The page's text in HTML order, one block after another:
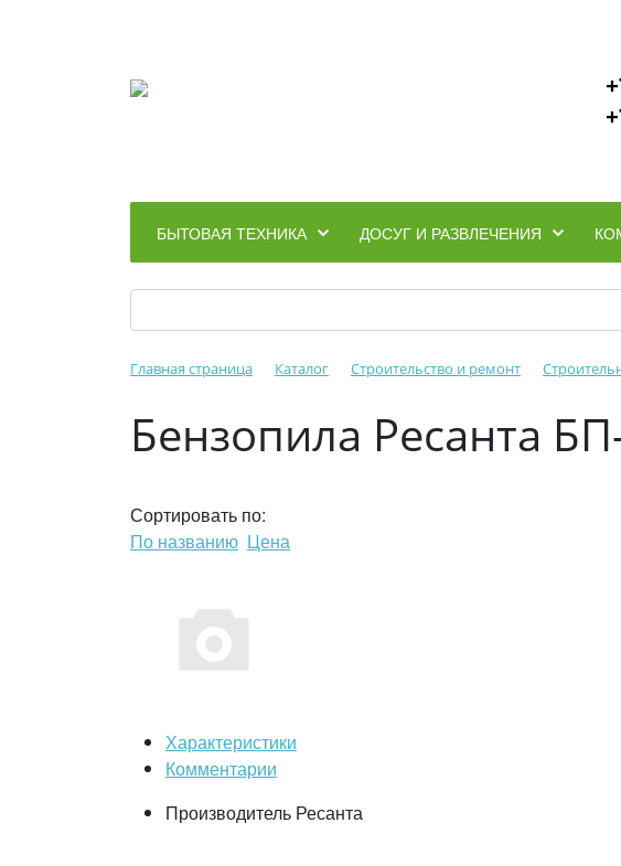
БЫТОВАЯ ТЕХНИКА ДОСУГ И РАЗВЛЕЧЕНИЯ
Главная страница Каталог Строительство и ремонт
Бензопила Ресанта
Сортировать по:
По названию Цена
Характеристики
Комментарии
Производитель Ресанта